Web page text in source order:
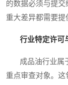
的数据必须与提
重大差异都需要提
行业特定许可
成品油行业属于
重点审查对象。